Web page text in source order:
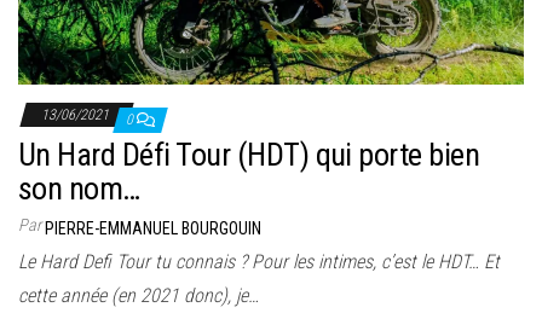
13/06/2021 0
Un Hard Défi Tour (HDT) qui porte bien
son nom…
ParPIERRE-EMMANUEL BOURGOUIN
Le Hard Defi Tour tu connais ? Pour les intimes, c’est le HDT… Et
cette année (en 2021 donc), je…